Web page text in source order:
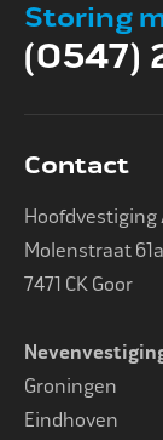
Storing
(0547)
Contact
Hoofdvestiging
Molenstraat 61a
7471 CK Goor
Groningen
Eindhoven